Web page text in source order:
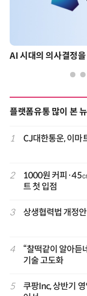
플랫폼유통 많이 본
1 CJ대한통운, 이마
2
1000원 커피·45
트 첫 입점
3 상생협력법 개정
4
“찰떡같이 알아
기술 고도화
5
쿠팡Inc, 상반기